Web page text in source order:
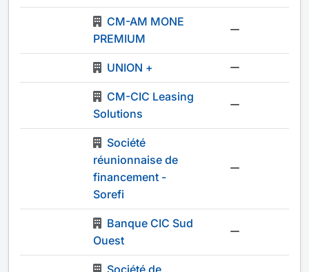
CM-AM MONE
PREMIUM
UNION +
CM-CIC Leasing
Solutions
Société
réunionnaise de
financement -
Sorefi
Banque CIC Sud
Ouest
Société de